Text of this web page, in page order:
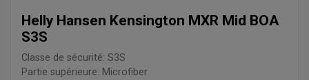
Helly Hansen Kensington MXR Mid BOA
S3S
Classe de sécurité: S3S
Partie supérieure: Microfiber